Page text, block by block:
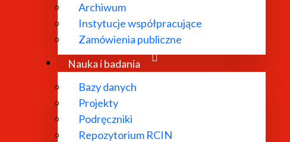
Archiwum
Instytucje współpracujące
Zamówienia publiczne
Nauka i badania
Bazy danych
Projekty
Podręczniki
Repozytorium RCIN
literatury
bibliograficzne i
oraz edytorskie.